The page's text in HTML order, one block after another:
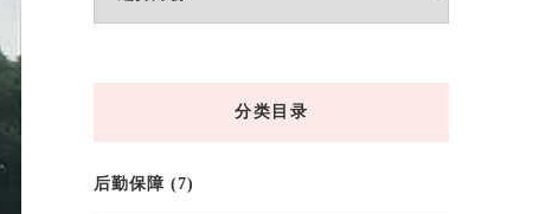
章
分类目录
后勤保障 (7)